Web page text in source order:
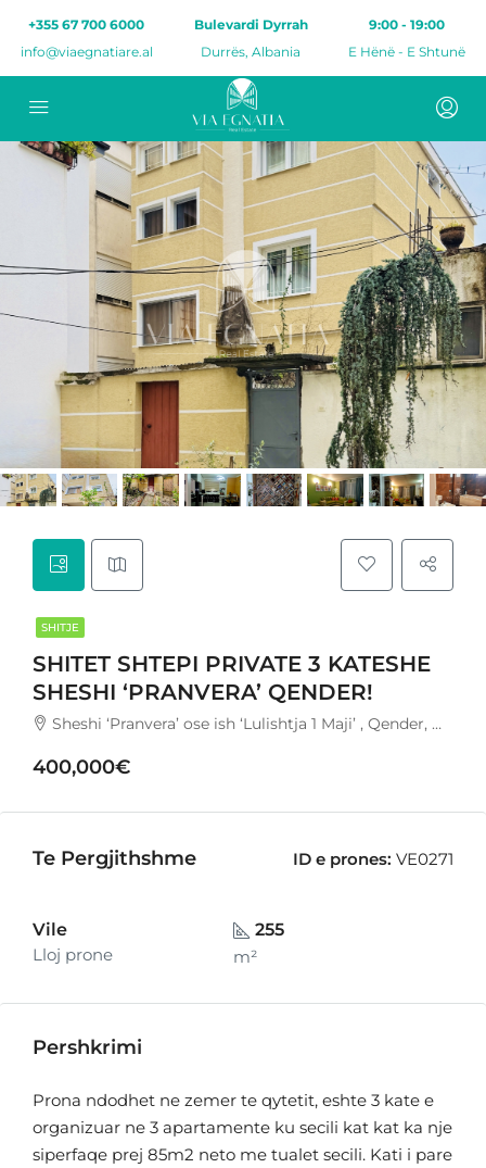
+355 67 700 6000
info@viaegnatiare.al
Bulevardi Dyrrah
Durrës, Albania
9:00 - 19:00
E Hënë - E Shtunë
SHITJE
SHITET SHTEPI PRIVATE 3 KATESHE
SHESHI ‘PRANVERA’ QENDER!
Sheshi ‘Pranvera’ ose ish ‘Lulishtja 1 Maji’ , Qender, Durres.
400,000€
Te Pergjithshme ID e prones: VE0271
Vile
Lloj prone
255
m²
Pershkrimi
Prona ndodhet ne zemer te qytetit, eshte 3 kate e
organizuar ne 3 apartamente ku secili kat kat ka nje
siperfaqe prej 85m2 neto me tualet secili. Kati i pare